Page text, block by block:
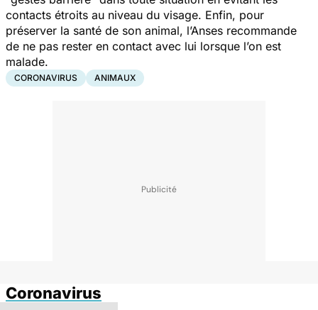
contacts étroits au niveau du visage. Enfin, pour
préserver la santé de son animal, l’Anses recommande
de ne pas rester en contact avec lui lorsque l’on est
malade.
CORONAVIRUS ANIMAUX
Coronavirus